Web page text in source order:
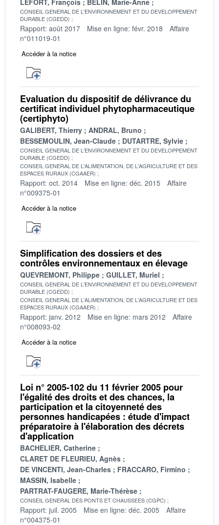
CONSEIL GENERAL DE L'ENVIRONNEMENT ET DU DEVELOPPEMENT
DURABLE (CGEDD)
Rapport: août 2017 Mise en ligne: févr. 2018
Affaire
n°011019-01
Accéder à la notice
Evaluation du dispositif de délivrance du
certificat individuel phytopharmaceutique
(certiphyto)
GALIBERT, Thierry
ANDRAL, Bruno
BESSEMOULIN, Jean-Claude
DUTARTRE, Sylvie
CONSEIL GENERAL DE L'ENVIRONNEMENT ET DU DEVELOPPEMENT
DURABLE (CGEDD)
CONSEIL GENERAL DE L'ALIMENTATION, DE L'AGRICULTURE ET DES
ESPACES RURAUX (CGAAER)
Rapport: oct. 2014 Mise en ligne: déc. 2015
Affaire
n°009375-01
Accéder à la notice
Simplification des dossiers et des
contrôles environnementaux en élevage
QUEVREMONT, Philippe GUILLET, Muriel
CONSEIL GENERAL DE L'ENVIRONNEMENT ET DU DEVELOPPEMENT
DURABLE (CGEDD)
CONSEIL GENERAL DE L'ALIMENTATION, DE L'AGRICULTURE ET DES
ESPACES RURAUX (CGAAER)
Rapport: janv. 2012 Mise en ligne: mars 2012
Affaire
n°008093-02
Accéder à la notice
Loi n° 2005-102 du 11 février 2005 pour
l'égalité des droits et des chances, la
participation et la citoyenneté des
personnes handicapées : étude d'impact
préparatoire à l'élaboration des décrets
d'application
BACHELIER, Catherine
CLARET DE FLEURIEU, Agnès
DE VINCENTI, Jean-Charles
FRACCARO, Firmino
MASSIN, Isabelle
PARTRAT-FAUGERE, Marie-Thérèse
CONSEIL GENERAL DES PONTS ET CHAUSSEES (CGPC)
Rapport: juil. 2005 Mise en ligne: déc. 2005
Affaire
n°004375-01